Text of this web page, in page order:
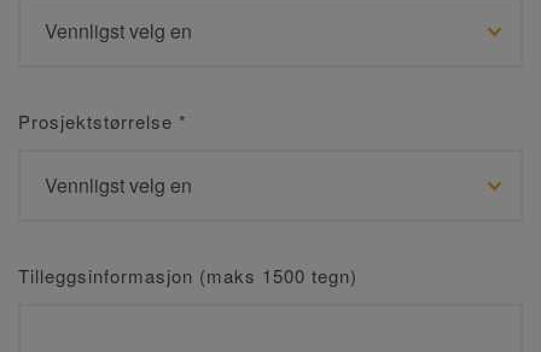
Prosjektstørrelse *
Tilleggsinformasjon (maks 1500 tegn)